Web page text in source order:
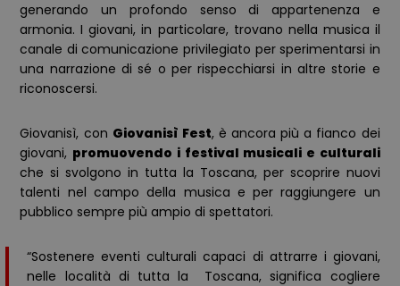
generando un profondo senso di appartenenza e
armonia. I giovani, in particolare, trovano nella musica il
canale di comunicazione privilegiato per sperimentarsi in
una narrazione di sé o per rispecchiarsi in altre storie e
riconoscersi.
Giovanisì, con Giovanisì Fest, è ancora più a fianco dei
giovani, promuovendo i festival musicali e culturali
che si svolgono in tutta la Toscana, per scoprire nuovi
talenti nel campo della musica e per raggiungere un
pubblico sempre più ampio di spettatori.
“Sostenere eventi culturali capaci di attrarre i giovani,
nelle località di tutta la Toscana, significa cogliere